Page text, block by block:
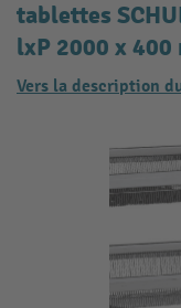
tablettes
lxP 2000 x 400
Vers la description